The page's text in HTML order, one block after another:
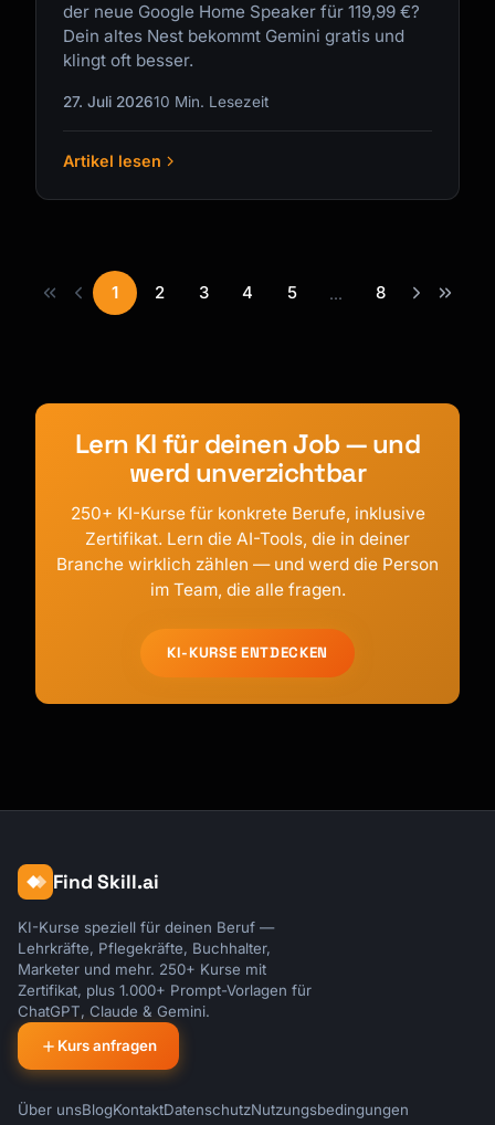
der neue Google Home Speaker für 119,99 €?
Dein altes Nest bekommt Gemini gratis und
klingt oft besser.
27. Juli 202610 Min. Lesezeit
Artikel lesen
1 2 3 4 5 ... 8
Lern KI für deinen Job — und
werd unverzichtbar
250+ KI-Kurse für konkrete Berufe, inklusive
Zertifikat. Lern die AI-Tools, die in deiner
Branche wirklich zählen — und werd die Person
im Team, die alle fragen.
KI-KURSE ENTDECKEN
Find Skill.ai
KI-Kurse speziell für deinen Beruf —
Lehrkräfte, Pflegekräfte, Buchhalter,
Marketer und mehr. 250+ Kurse mit
Zertifikat, plus 1.000+ Prompt-Vorlagen für
ChatGPT, Claude & Gemini.
Kurs anfragen
Über unsBlogKontaktDatenschutzNutzungsbedingungen